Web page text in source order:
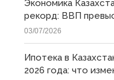
Экономика
рекорд: ВВП
03/07/2026
Ипотека в
2026 года: что